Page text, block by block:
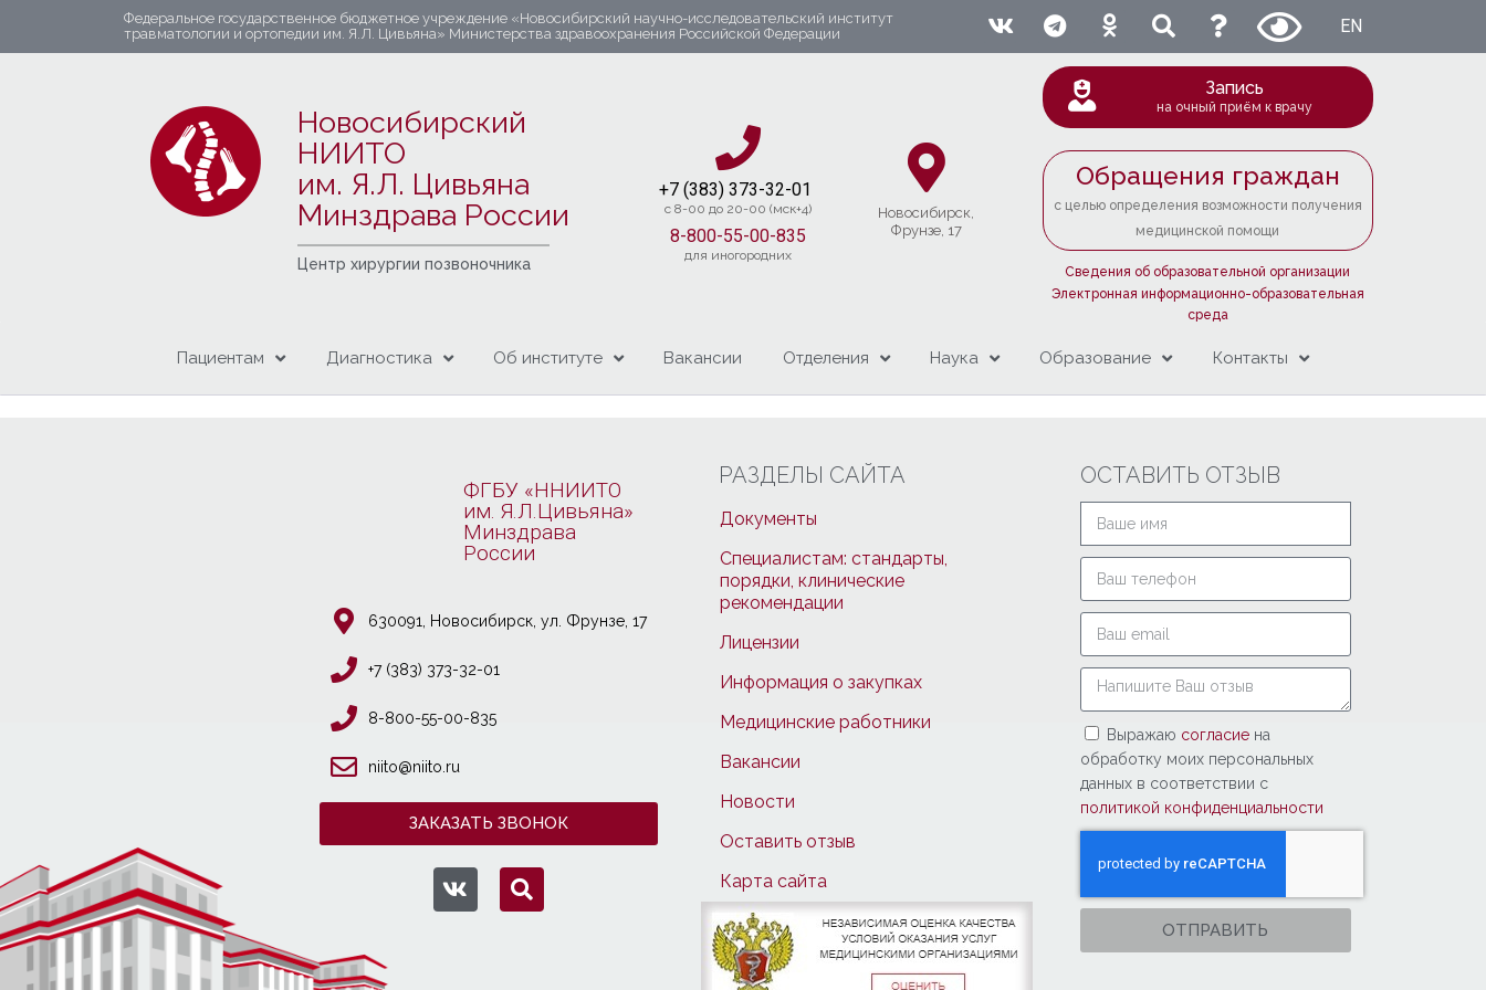
Федеральное государственное бюджетное учреждение «Новосибирский научно-исследовательский институт
травматологии и ортопедии им. Я.Л. Цивьяна» Министерства здравоохранения Российской Федерации
EN
Новосибирский
НИИТО
им. Я.Л. Цивьяна
Минздрава России
Центр хирургии позвоночника
+7 (383) 373-32-01​
c 8-00 до 20-00 (мск+4)
8-800-55-00-835
для иногородних
Новосибирcк,
Фрунзе, 17
Запись
на очный приём к врачу
Обращения граждан
с целью определения возможности получения
медицинской помощи
Сведения об образовательной организации
Электронная информационно-образовательная
среда
Пациентам Диагностика Об институте Вакансии Отделения Наука Образование Контакты
ФГБУ «ННИИТО
им. Я.Л.Цивьяна»
Минздрава
России
630091, Новосибирcк, ул. Фрунзе, 17
+7 (383) 373-32-01
8-800-55-00-835
niito@niito.ru
ЗАКАЗАТЬ ЗВОНОК
РАЗДЕЛЫ САЙТА
Документы
Специалистам: стандарты,
порядки, клинические
рекомендации
Лицензии
Информация о закупках
Медицинские работники
Вакансии
Новости
Оставить отзыв
Карта сайта
ОСТАВИТЬ ОТЗЫВ
Выражаю согласие на
обработку моих персональных
данных в соответствии с
политикой конфиденциальности
ОТПРАВИТЬ